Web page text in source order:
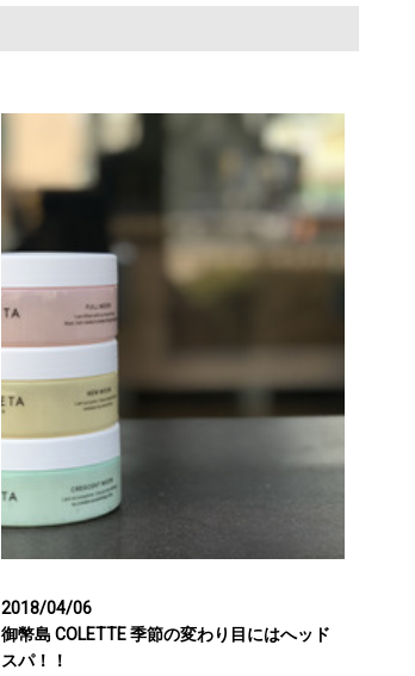
2018/04/06
御幣島 COLETTE 季節の変わり目にはへッド
スパ！！